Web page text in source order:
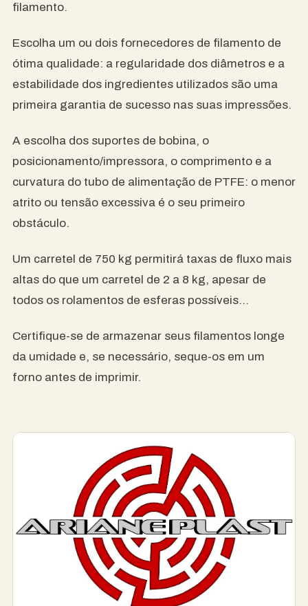
filamento.
Escolha um ou dois fornecedores de filamento de
ótima qualidade: a regularidade dos diâmetros e a
estabilidade dos ingredientes utilizados são uma
primeira garantia de sucesso nas suas impressões.
A escolha dos suportes de bobina, o
posicionamento/impressora, o comprimento e a
curvatura do tubo de alimentação de PTFE: o menor
atrito ou tensão excessiva é o seu primeiro
obstáculo.
Um carretel de 750 kg permitirá taxas de fluxo mais
altas do que um carretel de 2 a 8 kg, apesar de
todos os rolamentos de esferas possíveis…
Certifique-se de armazenar seus filamentos longe
da umidade e, se necessário, seque-os em um
forno antes de imprimir.